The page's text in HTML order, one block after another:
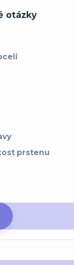
otázky
prstenu